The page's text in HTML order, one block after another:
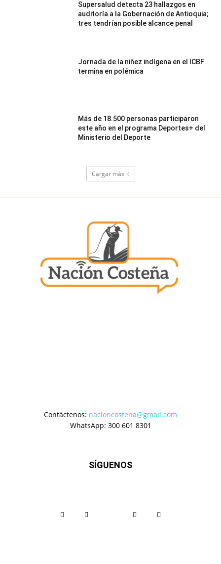
Supersalud detecta 23 hallazgos en
auditoría a la Gobernación de Antioquia;
tres tendrían posible alcance penal
Jornada de la niñez indígena en el ICBF
termina en polémica
Más de 18.500 personas participaron
este año en el programa Deportes+ del
Ministerio del Deporte
Cargar más
Contáctenos: nacioncostena@gmail.com
WhatsApp: 300 601 8301
SÍGUENOS